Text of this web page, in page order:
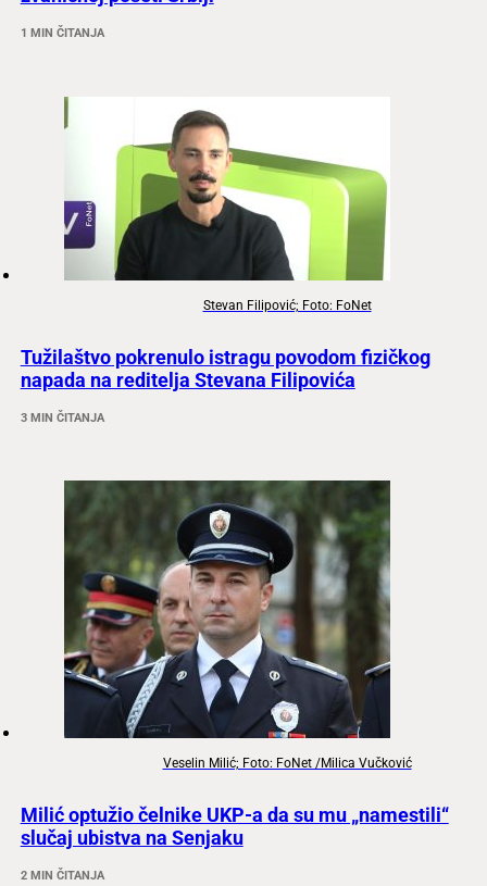
1 MIN ČITANJA
Stevan Filipović; Foto: FoNet
Tužilaštvo pokrenulo istragu povodom fizičkog
napada na reditelja Stevana Filipovića
3 MIN ČITANJA
Veselin Milić; Foto: FoNet /Milica Vučković
Milić optužio čelnike UKP-a da su mu „namestili“
slučaj ubistva na Senjaku
2 MIN ČITANJA